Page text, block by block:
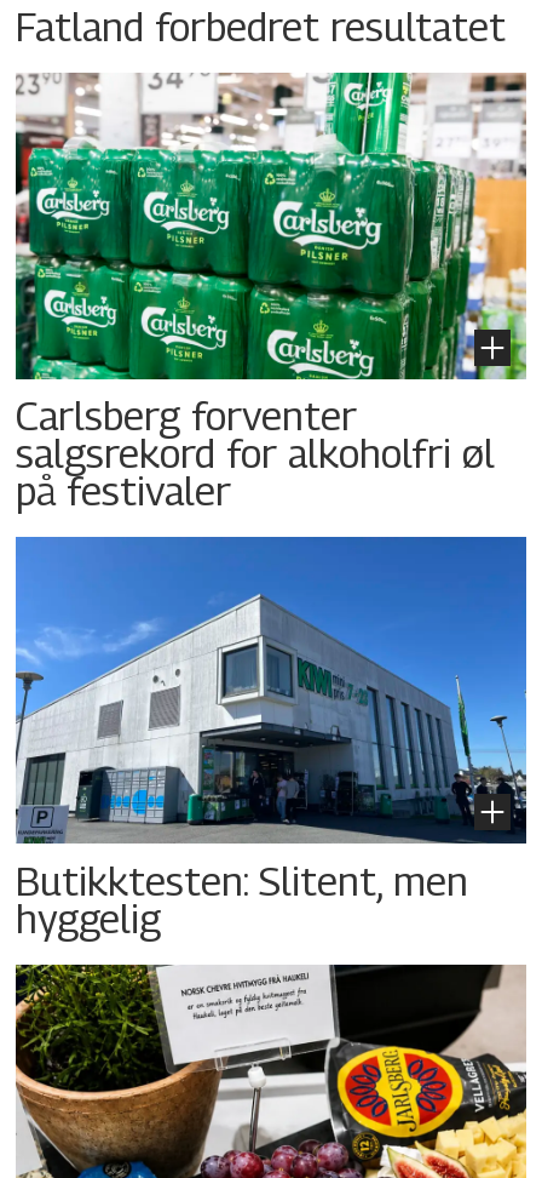
Fatland forbedret resultatet
Carlsberg forventer
salgsrekord for alkoholfri øl
på festivaler
Butikktesten: Slitent, men
hyggelig